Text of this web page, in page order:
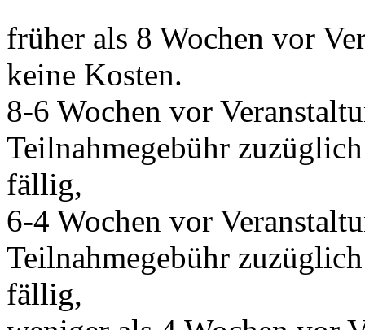
früher als 8 Wochen vor
keine Kosten.
8-6 Wochen vor
Teilnahmegebühr
fällig,
6-4 Wochen vor
Teilnahmegebühr
fällig,